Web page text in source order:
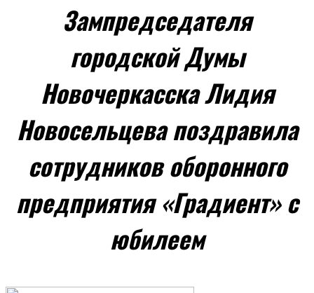
Зампредседателя
городской Думы
Новочеркасска Лидия
Новосельцева поздравила
сотрудников оборонного
предприятия «Градиент» с
юбилеем